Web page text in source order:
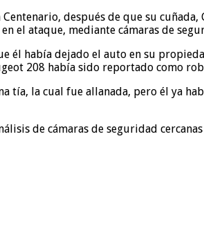
después de que su
el ataque, mediante cámaras de
él había dejado el auto en su
208 había sido reportado como
la cual fue allanada, pero él ya
de cámaras de seguridad